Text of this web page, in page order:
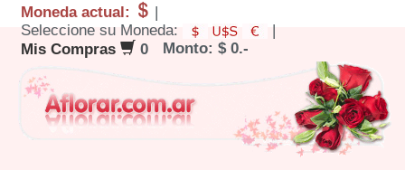
Moneda actual:
|
Seleccione su Moneda:
|
Mis Compras
0 Monto: $ 0.-